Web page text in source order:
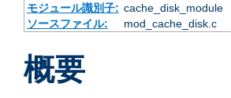
モジュール識別子: cache_disk_module
ソースファイル:
mod_cache_disk.c
概要